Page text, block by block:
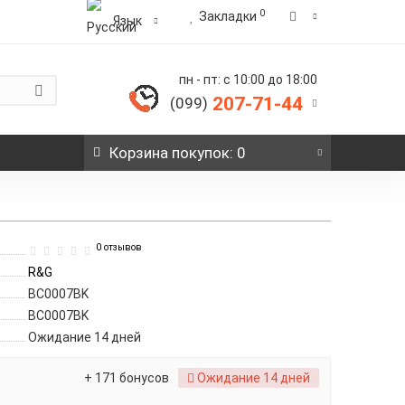
Язык Закладки 0
пн - пт: с 10:00 до 18:00
(099) 207-71-44
Корзина покупок: 0
0 отзывов
R&G
BC0007BK
BC0007BK
Ожидание 14 дней
+ 171 бонусов Ожидание 14 дней